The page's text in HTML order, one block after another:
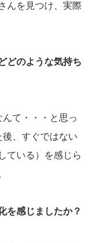
んを見つけ、実際
どのような気持ち
て・・・と思っ
、すぐではない
ている）を感じら
を感じましたか？